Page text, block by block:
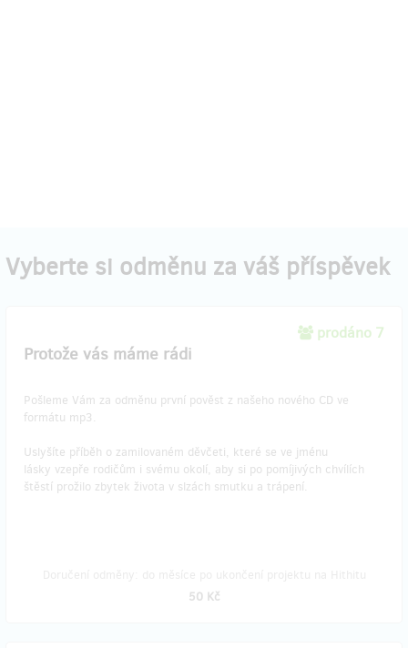
Vyberte si odměnu za váš příspěvek
prodáno 7
Protože vás máme rádi
Pošleme Vám za odměnu první pověst z našeho nového CD ve
formátu mp3.
Uslyšíte příběh o zamilovaném děvčeti, které se ve jménu
lásky vzepře rodičům i svému okolí, aby si po pomíjivých chvílích
štěstí prožilo zbytek života v slzách smutku a trápení.
50 Kč